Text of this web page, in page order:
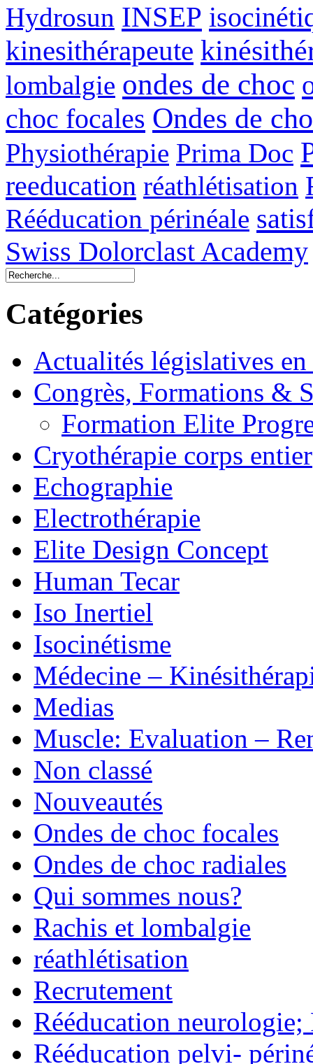
Hydrosun INSEP
kinesithérapeute
lombalgie ondes de choc
choc focales Ondes de
Physiothérapie Prima Doc
reeducation réathlétisation
Rééducation périnéale
Swiss Dolorclast Academy
Catégories
Actualités législatives
Congrès, Formations &
Formation Elite
Cryothérapie corps entier
Echographie
Electrothérapie
Elite Design Concept
Human Tecar
Iso Inertiel
Isocinétisme
Médecine –
Medias
Muscle: Evaluation –
Non classé
Nouveautés
Ondes de choc focales
Ondes de choc radiales
Qui sommes nous?
Rachis et lombalgie
réathlétisation
Recrutement
Rééducation
Rééducation pelvi-